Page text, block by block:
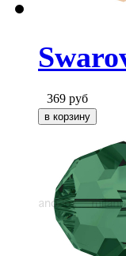
369 руб